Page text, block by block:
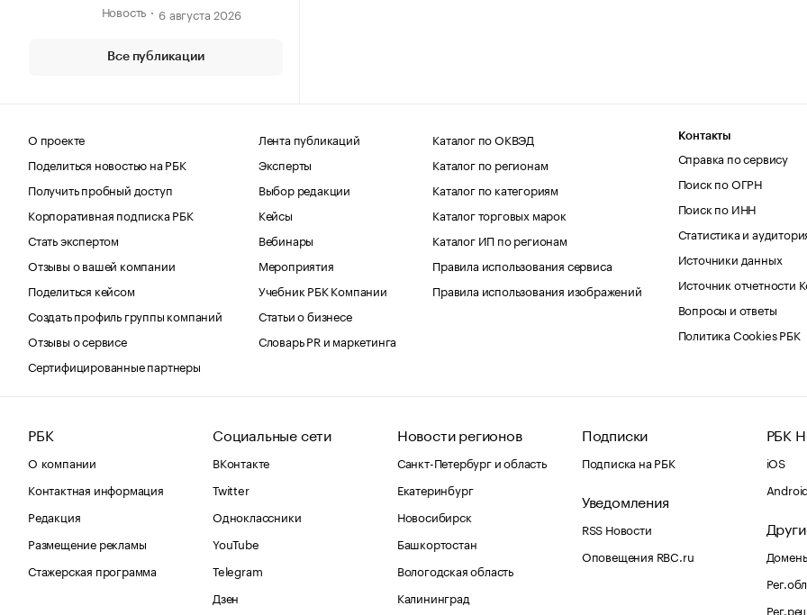
Новость
6 августа 2026
Все публикации
О проекте
Поделиться новостью на РБК
Получить пробный доступ
Корпоративная подписка РБК
Стать экспертом
Отзывы о вашей компании
Поделиться кейсом
Создать профиль группы компаний
Отзывы о сервисе
Сертифицированные партнеры
Лента публикаций
Эксперты
Выбор редакции
Кейсы
Вебинары
Мероприятия
Учебник РБК Компании
Статьи о бизнесе
Словарь PR и маркетинга
Каталог по ОКВЭД
Каталог по регионам
Каталог по категориям
Каталог торговых марок
Каталог ИП по регионам
Правила использования сервиса
Правила использования изображений
Контакты
Справка по сервису
Поиск по ОГРН
Поиск по ИНН
Статистика и
Источники данных
Источник отчетности
Вопросы и ответы
Политика Cookies РБК
РБК
О компании
Контактная информация
Редакция
Размещение рекламы
Стажерская программа
Социальные сети
ВКонтакте
Twitter
Одноклассники
YouTube
Telegram
Дзен
Новости регионов
Санкт-Петербург и область
Екатеринбург
Новосибирск
Башкортостан
Вологодская область
Калининград
Подписки
Подписка на РБК
Уведомления
RSS Новости
Оповещения RBC.ru
РБК
iOS